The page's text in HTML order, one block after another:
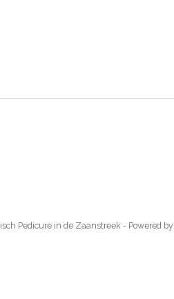
Pedicure in de Zaanstreek - Powered by